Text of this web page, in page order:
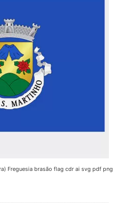
Freguesia brasão flag cdr ai svg pdf png